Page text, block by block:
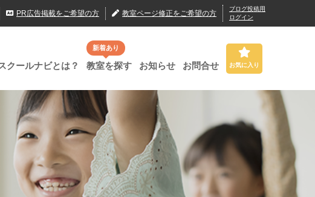
PR広告掲載をご希望の方 教室ページ修正をご希望の方
ブログ投稿用
ログイン
クールナビとは？
新着あり
教室を探す お知らせ お問合せ お気に入り